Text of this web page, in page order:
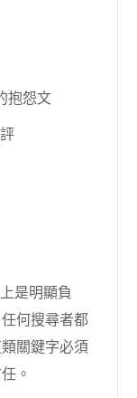
抱怨文
是明顯負
何搜尋者都
關鍵字必須
。